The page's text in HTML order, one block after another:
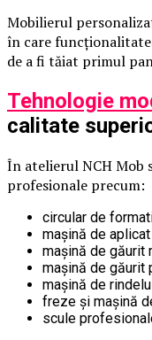
Mobilierul
în care
de a fi tăiat primul
Tehnologie
calitate
În atelierul NCH Mob
profesionale precum:
circular de
mașină de
mașină de găurit
mașină de găurit
mașină de
freze și mașină
scule